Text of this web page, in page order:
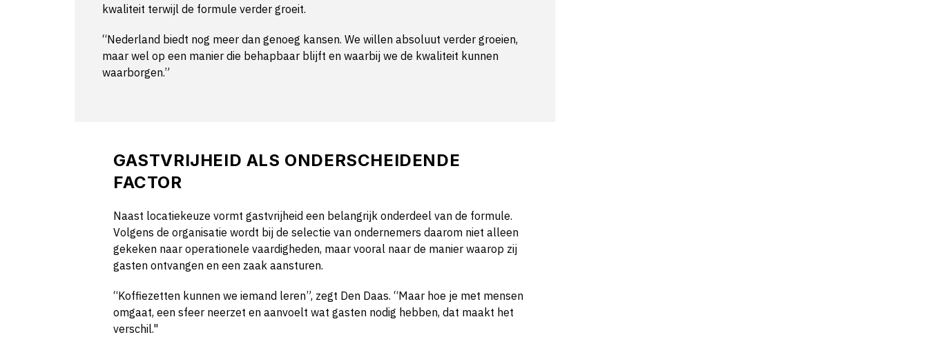
kwaliteit terwijl de formule verder groeit.
“Nederland biedt nog meer dan genoeg kansen. We willen absoluut verder groeien,
maar wel op een manier die behapbaar blijft en waarbij we de kwaliteit kunnen
waarborgen.”
GASTVRIJHEID ALS ONDERSCHEIDENDE
FACTOR
Naast locatiekeuze vormt gastvrijheid een belangrijk onderdeel van de formule.
Volgens de organisatie wordt bij de selectie van ondernemers daarom niet alleen
gekeken naar operationele vaardigheden, maar vooral naar de manier waarop zij
gasten ontvangen en een zaak aansturen.
“Koffiezetten kunnen we iemand leren”, zegt Den Daas. “Maar hoe je met mensen
omgaat, een sfeer neerzet en aanvoelt wat gasten nodig hebben, dat maakt het
verschil."